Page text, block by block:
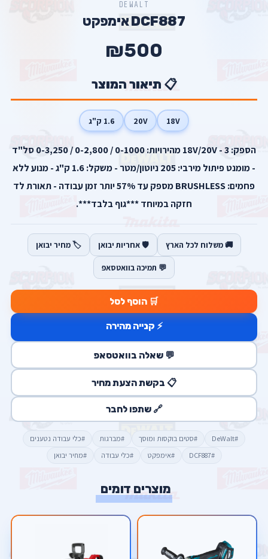
DEWALT
DCF887 אימפקט
₪500
📋 תיאור המוצר
18V
20V 1.6 ק"ג
הספק: 18V/20V - 3 מהירויות: 0-1000 / 0-2,800 / 0-3,250 סל"ד
- מומנט פיתול מירבי: 205 ניוטון/מטר - משקל: 1.6 ק"ג - מנוע ללא
פחמים: BRUSHLESS מספק עד 57% יותר זמן עבודה - תאורת לד
חזקה במיוחד ***גוף בלבד***.
🚚 משלוח לכל הארץ 🛡️ אחריות יבואן 🏷️ מחיר יבואן
💬 תמיכה בוואטסאפ
🛒 הוסף לסל
⚡ קנייה מהירה
💬 שאלה בוואטסאפ
📋 בקשת הצעת מחיר
🔗 שתפו לחבר
#DeWalt #סטים בוקסות ומוסך #מברגות
#כלי עבודה נטענים
#DCF887
#אימפקט #כלי עבודה #מחיר יבואן
מוצרים דומים